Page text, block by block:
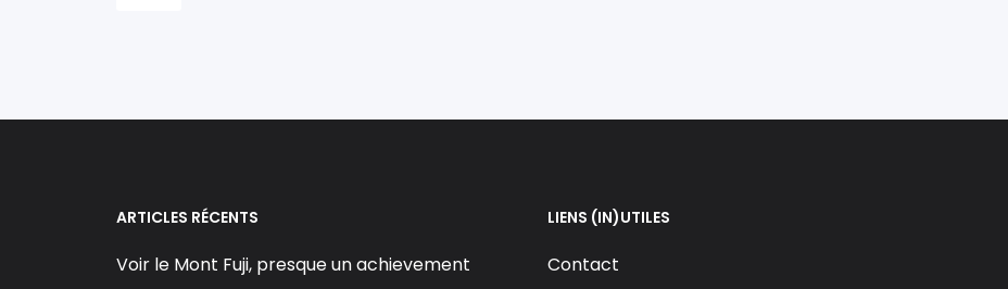
ARTICLES RÉCENTS
Voir le Mont Fuji, presque un achievement
LIENS (IN)UTILES
Contact